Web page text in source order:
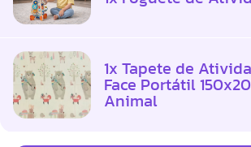
1x Tapete de
Face Portátil
Animal